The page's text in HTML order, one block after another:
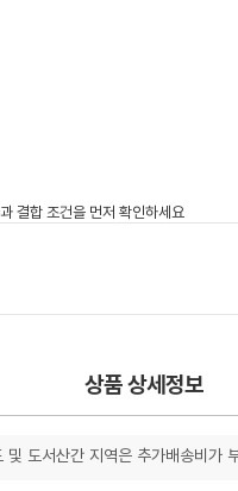
상품 상세정보
및 도서산간 지역은 추가배송비가